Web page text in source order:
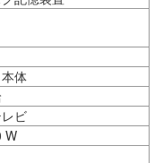
体
ビ
W